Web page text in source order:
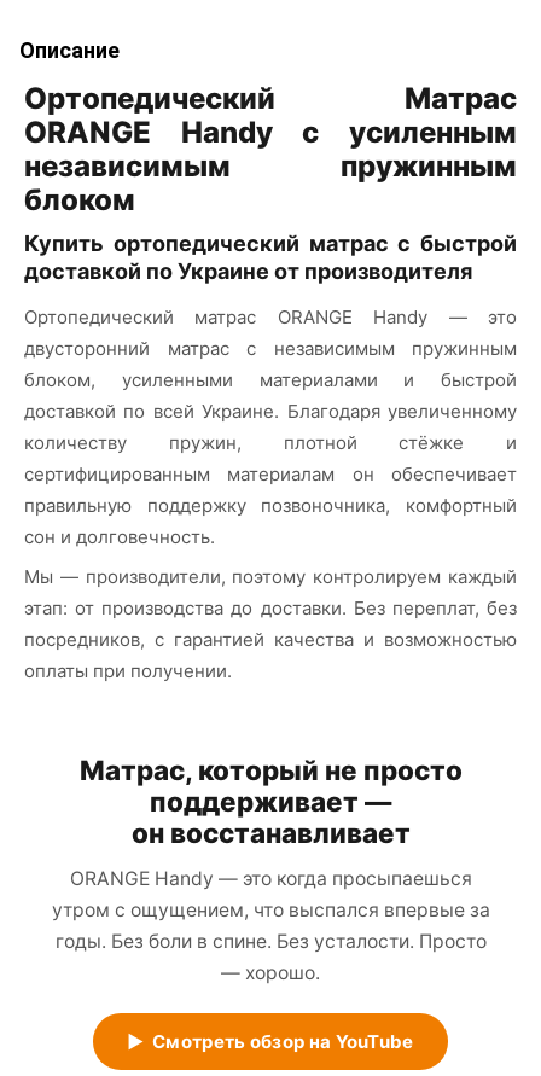
Описание
Ортопедический Матрас
ORANGE Handy с усиленным
независимым пружинным
блоком
Купить ортопедический матрас с быстрой
доставкой по Украине от производителя
Ортопедический матрас ORANGE Handy — это
двусторонний матрас с независимым пружинным
блоком, усиленными материалами и быстрой
доставкой по всей Украине. Благодаря увеличенному
количеству пружин, плотной стёжке и
сертифицированным материалам он обеспечивает
правильную поддержку позвоночника, комфортный
сон и долговечность.
Мы — производители, поэтому контролируем каждый
этап: от производства до доставки. Без переплат, без
посредников, с гарантией качества и возможностью
оплаты при получении.
Матрас, который не просто
поддерживает —
он восстанавливает
ORANGE Handy — это когда просыпаешься
утром с ощущением, что выспался впервые за
годы. Без боли в спине. Без усталости. Просто
— хорошо.
▶ Смотреть обзор на YouTube